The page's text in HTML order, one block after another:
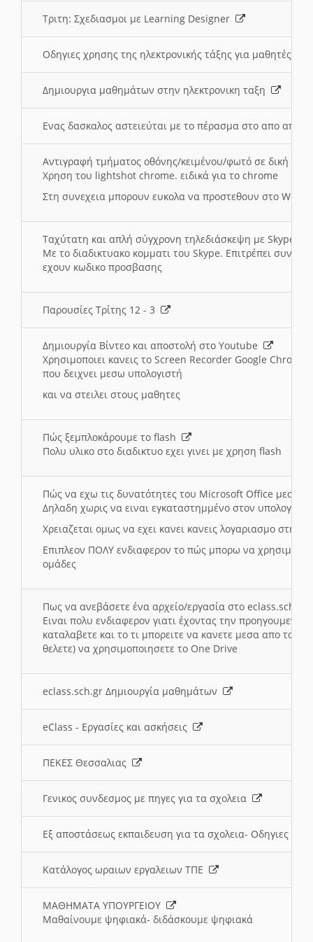
Τριτη: Σχεδιασμοι με Learning Designer
Οδηγιες χρησης της ηλεκτρονικής τάξης για μαθητές
Δημιουργια μαθημάτων στην ηλεκτρονικη ταξη
Ενας δασκαλος αστειεύται με το πέρασμα στο απο
Αντιγραφή τμήματος οθόνης/κειμένου/φωτό σε δική
Χρηση του lightshot chrome. ειδικά για το chrome
Στη συνεχεια μπορουν ευκολα να προστεθουν στο Word
Ταχύτατη και απλή σύγχρονη τηλεδιάσκεψη με Skype
Με το διαδικτυακο κομματι του Skype. Επιτρέπει
εχουν κωδικο προσβασης
Παρουσίες Τρίτης 12 - 3
Δημιουργία Βίντεο και αποστολή στο Youtube
Χρησιμοποιει κανεις το Screen Recorder Google Chrome
που δειχνει μεσω υπολογιστή
και να στειλει στους μαθητες
Πώς ξεμπλοκάρουμε το flash
Πολυ υλικο στο διαδικτυο εχει γινει με χρηση flash
Πώς να εχω τις δυνατότητες του Microsoft Office μεσω
Δηλαδη χωρις να ειναι εγκαταστημμένο στον
Χρειαζεται ομως να εχει κανει κανεις λογαριασμο στη
Επιπλεον ΠΟΛΥ ενδιαφερον το πώς μπορω να
ομάδες
Πως να ανεβάσετε ένα αρχείο/εργασία στο eclass.sch.gr
Ειναι πολυ ενδιαφερον γιατι έχοντας την
καταλαβετε και το τι μπορειτε να κανετε μεσα απο το
θελετε) να χρησιμοποιησετε το One Drive
eclass.sch.gr Δημιουργία μαθημάτων
eClass - Εργασίες και ασκήσεις
ΠΕΚΕΣ Θεσσαλιας
Γενικος συνδεσμος με πηγες για τα σχολεια
Εξ αποστάσεως εκπαιδευση για τα σχολεια- Οδηγιες
Κατάλογος ωραιων εργαλειων ΤΠΕ
ΜΑΘΗΜΑΤΑ ΥΠΟΥΡΓΕΙΟΥ
Μαθαίνουμε ψηφιακά- διδάσκουμε ψηφιακά